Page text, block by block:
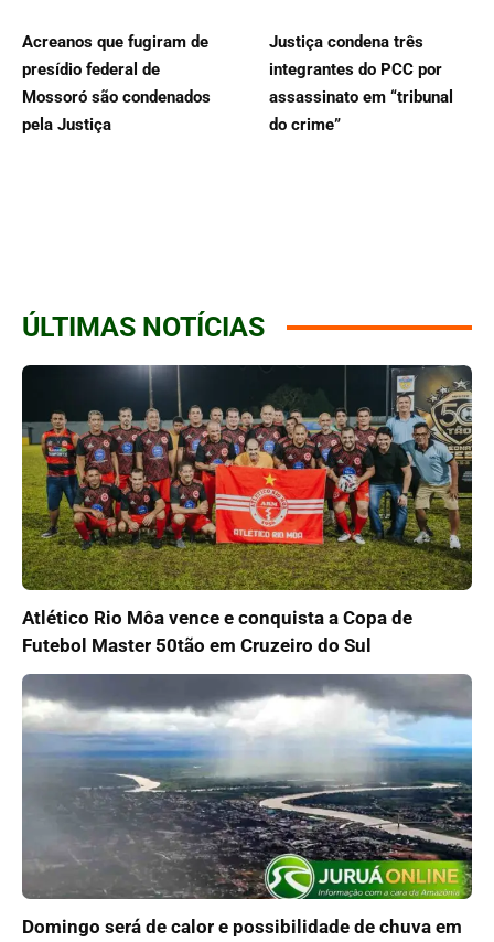
Acreanos que fugiram de
presídio federal de
Mossoró são condenados
pela Justiça
Justiça condena três
integrantes do PCC por
assassinato em “tribunal
do crime”
ÚLTIMAS NOTÍCIAS
Atlético Rio Môa vence e conquista a Copa de
Futebol Master 50tão em Cruzeiro do Sul
Domingo será de calor e possibilidade de chuva em